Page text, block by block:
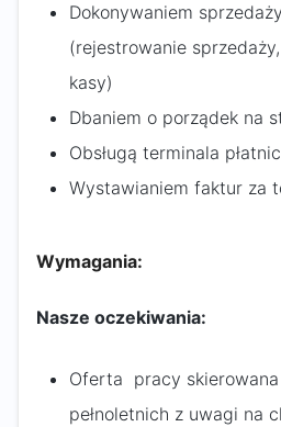
Dokonywaniem
(rejestrowanie
kasy)
Dbaniem o porządek na
Obsługą terminala
Wystawianiem faktur za
Wymagania:
Nasze oczekiwania:
Oferta pracy skierowana
pełnoletnich z uwagi na